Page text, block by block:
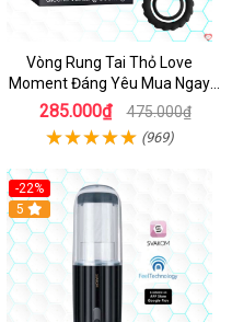
Vòng Rung Tai Thỏ Love
Moment Đáng Yêu Mua Ngay
Giá Tốt
285.000₫ 475.000₫
(969)
-22%
5